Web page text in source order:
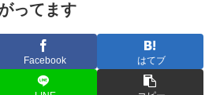
ってます
Facebook はてブ